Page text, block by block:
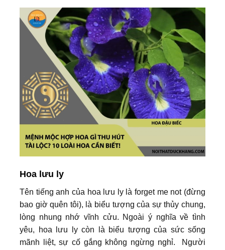
Hoa lưu ly
Tên tiếng anh của hoa lưu ly là forget me not (đừng
bao giờ quên tôi), là biểu tượng của sự thủy chung,
lòng nhung nhớ vĩnh cửu. Ngoài ý nghĩa về tình
yêu, hoa lưu ly còn là biểu tượng của sức sống
mãnh liệt, sự cố gắng không ngừng nghỉ. Người